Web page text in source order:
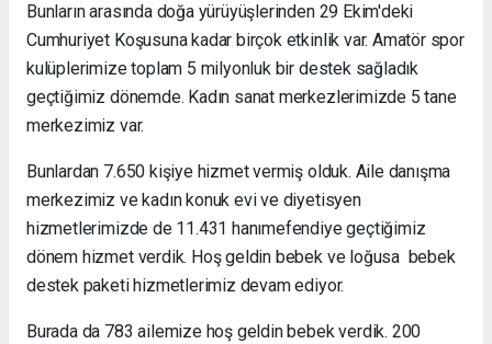
Bunların arasında doğa yürüyüşlerinden 29 Ekim'deki
Cumhuriyet Koşusuna kadar birçok etkinlik var. Amatör spor
kulüplerimize toplam 5 milyonluk bir destek sağladık
geçtiğimiz dönemde. Kadın sanat merkezlerimizde 5 tane
merkezimiz var.
Bunlardan 7.650 kişiye hizmet vermiş olduk. Aile danışma
merkezimiz ve kadın konuk evi ve diyetisyen
hizmetlerimizde de 11.431 hanımefendiye geçtiğimiz
dönem hizmet verdik. Hoş geldin bebek ve loğusa bebek
destek paketi hizmetlerimiz devam ediyor.
Burada da 783 ailemize hoş geldin bebek verdik. 200